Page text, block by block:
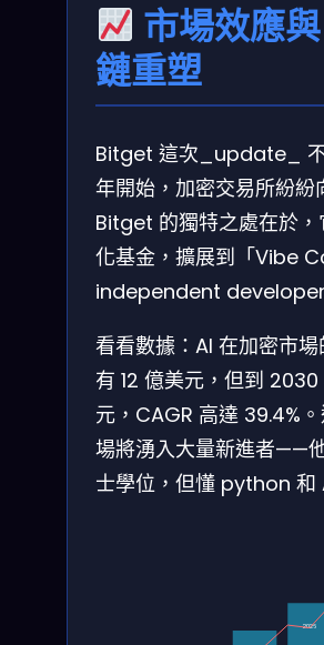
市場效應
鏈重塑
Bitget 這次_update_
年開始，加密交易所紛
Bitget 的獨特之處在於
化基金，擴展到「Vibe
independent
看看數據：AI 在加密市
有 12 億美元，但到
元，CAGR 高達 39.4%
場將湧入大量新進者——
士學位，但懂 python 和
2026